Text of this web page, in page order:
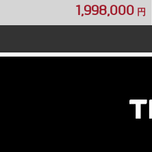
1,998,000円